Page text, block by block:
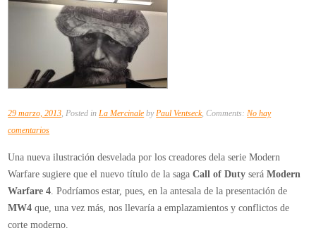
29 marzo, 2013, Posted inLa Mercinale byPaul Ventseck, Comments:No hay
comentariosen
evidencias
sobre
la
presentación
inminente
Una nueva ilustración desvelada por los creadores dela serie Modern
Warfare sugiere que el nuevo título de la sagaCall of Duty seráModern
Warfare 4. Podríamos estar, pues, en la antesala de la presentación de
MW4 que, una vez más, nos llevaría a emplazamientos y conflictos de
corte moderno.